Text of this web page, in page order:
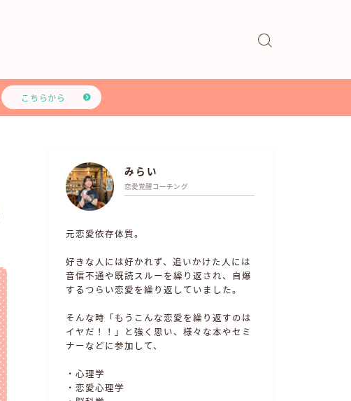
こちらから
みらい
恋愛覚醒コーチング
元恋愛依存体質。
好きな人には好かれず、追いかけた人には
音信不通や既読スルーを繰り返され、自爆
するつらい恋愛を繰り返していました。
そんな時「もうこんな恋愛を繰り返すのは
イヤだ！！」と強く思い、様々な本やセミ
ナーなどに参加して、
・心理学
・恋愛心理学